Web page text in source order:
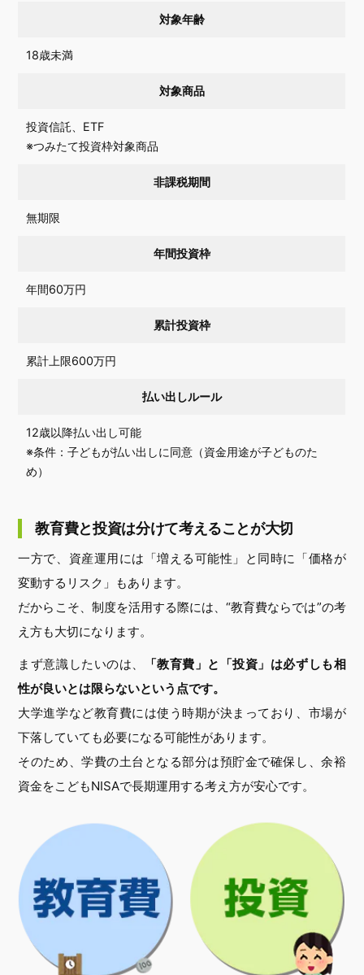
対象年齢
18歳未満
対象商品
投資信託、ETF
※つみたて投資枠対象商品
非課税期間
無期限
年間投資枠
年間60万円
累計投資枠
累計上限600万円
払い出しルール
12歳以降払い出し可能
※条件：子どもが払い出しに同意（資金用途が子どものた
め）
教育費と投資は分けて考えることが大切
一方で、資産運用には「増える可能性」と同時に「価格が
変動するリスク」もあります。
だからこそ、制度を活用する際には、“教育費ならでは”の考
え方も大切になります。
まず意識したいのは、
「教育費」と「投資」は必ずしも相
性が良いとは限らないという点です。
大学進学など教育費には使う時期が決まっており、市場が
下落していても必要になる可能性があります。
そのため、学費の土台となる部分は預貯金で確保し、余裕
資金をこどもNISAで長期運用する考え方が安心です。